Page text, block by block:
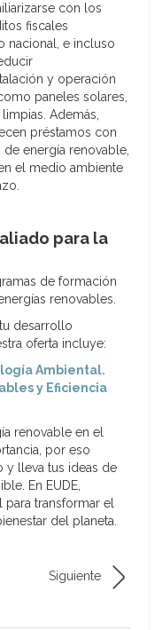
con los
fiscales
nacional, e incluso
y operación
paneles solares,
Además,
préstamos con
energía renovable,
el medio ambiente
para la
de formación
renovables.
desarrollo
oferta incluye:
Ambiental.
y Eficiencia
renovable en el
por eso
y lleva tus ideas de
En EUDE,
para transformar el
del planeta.
Siguiente